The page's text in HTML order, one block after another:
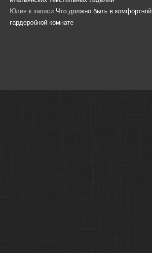
Юлия к записи Что должно быть в комфортной
гардеробной комнате